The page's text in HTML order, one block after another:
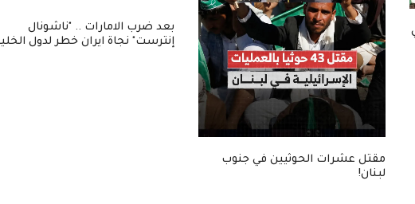
مقتل عشرات الحوثيين في جنوب
لبنان!
بعد ضرب الامارات .. "ناشونال
إنترست" نجاة ايران خطر لدول